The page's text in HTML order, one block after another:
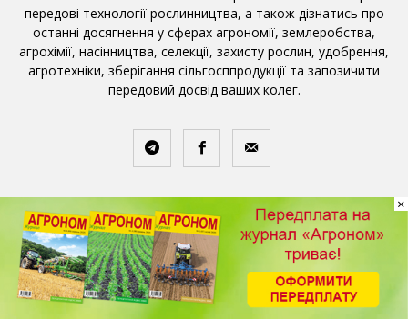
передові технології рослинництва, а також дізнатись про
останні досягнення у сферах агрономії, землеробства,
агрохімії, насінництва, селекції, захисту рослин, удобрення,
агротехніки, зберігання сільгосппродукції та запозичити
передовий досвід ваших колег.
ПОПУЛЯРНІ СТАТТІ
Кислотність грунтів та її вплив на
живлення рослин
×